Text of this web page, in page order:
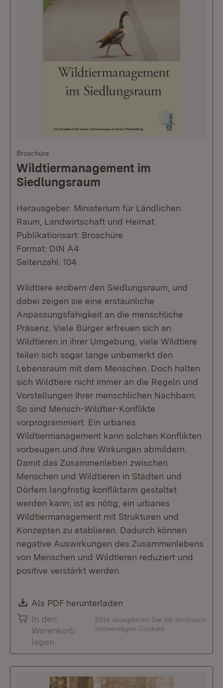
Broschüre
Wildtiermanagement im
Siedlungsraum
Herausgeber: Ministerium für Ländlichen
Raum, Landwirtschaft und Heimat
Publikationsart: Broschüre
Format: DIN A4
Seitenzahl: 104
Wildtiere erobern den Siedlungsraum, und
dabei zeigen sie eine erstaunliche
Anpassungsfähigkeit an die menschliche
Präsenz. Viele Bürger erfreuen sich an
Wildtieren in ihrer Umgebung, viele Wildtiere
teilen sich sogar lange unbemerkt den
Lebensraum mit dem Menschen. Doch halten
sich Wildtiere nicht immer an die Regeln und
Vorstellungen ihrer menschlichen Nachbarn.
So sind Mensch-Wildtier-Konflikte
vorprogrammiert. Ein urbanes
Wildtiermanagement kann solchen Konflikten
vorbeugen und ihre Wirkungen abmildern.
Damit das Zusammenleben zwischen
Menschen und Wildtieren in Städten und
Dörfern langfristig konfliktarm gestaltet
werden kann, ist es nötig, ein urbanes
Wildtiermanagement mit Strukturen und
Konzepten zu etablieren. Dadurch können
negative Auswirkungen des Zusammenlebens
von Menschen und Wildtieren reduziert und
positive verstärkt werden.
Download:
Als PDF herunterladen
In den
Warenkorb
legen
Bitte akzeptieren Sie die technisch
notwendigen Cookies